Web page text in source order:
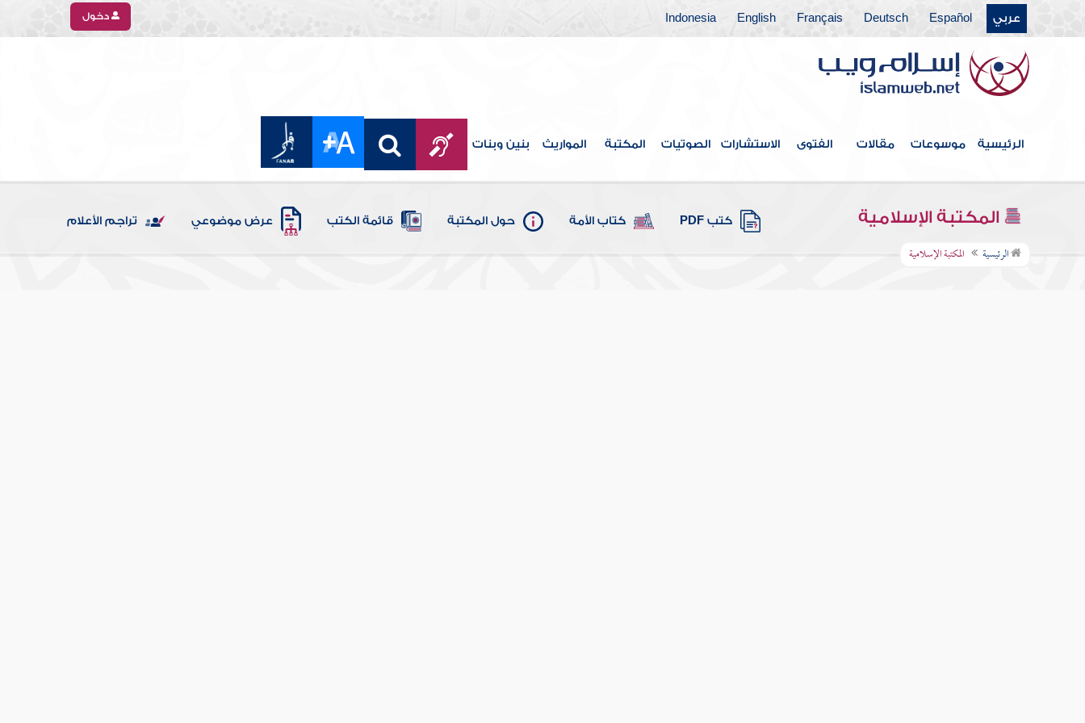
عربي Español
Deutsch
Français
English
Indonesia دخول
الرئيسية موسوعات مقالات الفتوى الاستشارات الصوتيات المكتبة المواريث بنين وبنات
المكتبة الإسلامية كتب PDF كتاب الأمة حول المكتبة قائمة الكتب عرض موضوعي تراجم الأعلام
الرئيسية المكتبة الإسلامية